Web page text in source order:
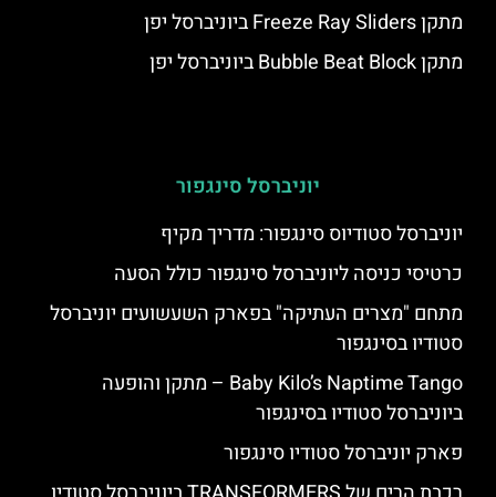
מתקן Freeze Ray Sliders ביוניברסל יפן
מתקן Bubble Beat Block ביוניברסל יפן
יוניברסל סינגפור
יוניברסל סטודיוס סינגפור: מדריך מקיף
כרטיסי כניסה ליוניברסל סינגפור כולל הסעה
מתחם "מצרים העתיקה" בפארק השעשועים יוניברסל
סטודיו בסינגפור
Baby Kilo’s Naptime Tango – מתקן והופעה
ביוניברסל סטודיו בסינגפור
פארק יוניברסל סטודיו סינגפור